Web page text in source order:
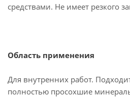
средствами. Не имеет резкого
Область применения
Для внутренних работ.
полностью просохшие